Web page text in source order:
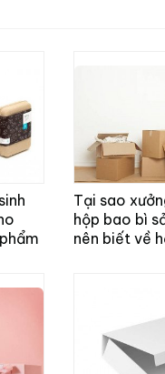
Tại sao
hộp bao bì
nên biết về